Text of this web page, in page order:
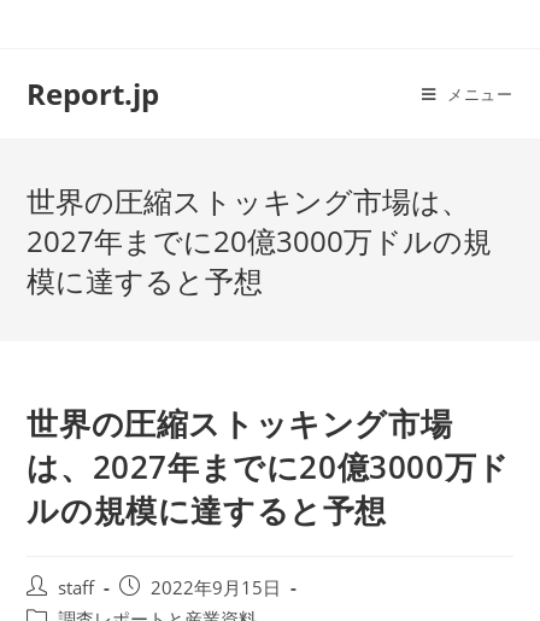
Report.jp メニュー
世界の圧縮ストッキング市場は、
2027年までに20億3000万ドルの規
模に達すると予想
世界の圧縮ストッキング市場
は、2027年までに20億3000万ド
ルの規模に達すると予想
投
稿
staff
投
稿
2022年9月15日